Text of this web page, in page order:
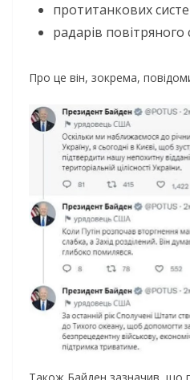
протитанкових
радарів
Про це він, зокрема,